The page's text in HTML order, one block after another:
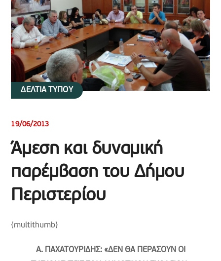
ΔΕΛΤΙΑ ΤΥΠΟΥ
19/06/2013
Άμεση και δυναμική
παρέμβαση του Δήμου
Περιστερίου
{multithumb}
Α. ΠΑΧΑΤΟΥΡΙΔΗΣ: «ΔΕΝ ΘΑ ΠΕΡΑΣΟΥΝ ΟΙ